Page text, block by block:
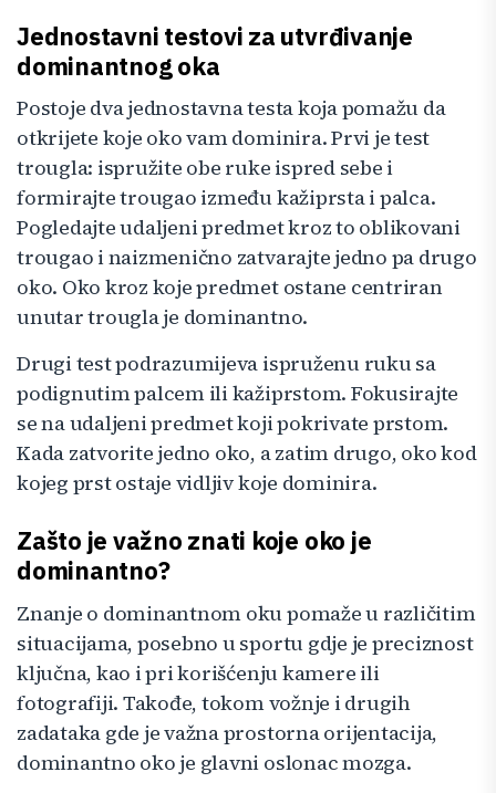
Jednostavni testovi za utvrđivanje
dominantnog oka
Postoje dva jednostavna testa koja pomažu da
otkrijete koje oko vam dominira. Prvi je test
trougla: ispružite obe ruke ispred sebe i
formirajte trougao između kažiprsta i palca.
Pogledajte udaljeni predmet kroz to oblikovani
trougao i naizmenično zatvarajte jedno pa drugo
oko. Oko kroz koje predmet ostane centriran
unutar trougla je dominantno.
Drugi test podrazumijeva ispruženu ruku sa
podignutim palcem ili kažiprstom. Fokusirajte
se na udaljeni predmet koji pokrivate prstom.
Kada zatvorite jedno oko, a zatim drugo, oko kod
kojeg prst ostaje vidljiv koje dominira.
Zašto je važno znati koje oko je
dominantno?
Znanje o dominantnom oku pomaže u različitim
situacijama, posebno u sportu gdje je preciznost
ključna, kao i pri korišćenju kamere ili
fotografiji. Takođe, tokom vožnje i drugih
zadataka gde je važna prostorna orijentacija,
dominantno oko je glavni oslonac mozga.